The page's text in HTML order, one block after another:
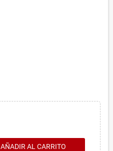
AÑADIR AL CARRITO